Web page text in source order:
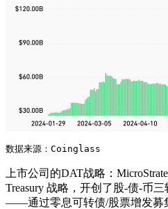
数据来源：Coinglass
上市公司的DAT战略：
Treasury 战略，开创了股-债-币
——通过零息可转债/股票增发募